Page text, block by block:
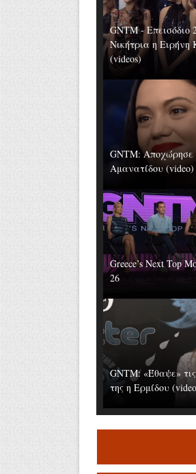
GNTM - Επεισόδιο
Νικήτρια η Ειρήνη
(videos)
GNTM:
Αμανατίδου (video)
Greece’s Next Top
26
GNTM: «Έθαψε»
της η Ερμίδου